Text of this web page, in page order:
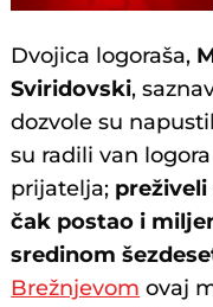
Dvojica logoraša,
Sviridovski,
dozvole su
su radili van
prijatelja;
čak postao i
sredinom
Brežnjevom ovaj